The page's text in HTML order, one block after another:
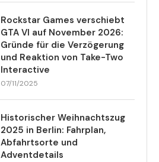
Rockstar Games verschiebt
GTA VI auf November 2026:
Gründe für die Verzögerung
und Reaktion von Take-Two
Interactive
07/11/2025
Historischer Weihnachtszug
2025 in Berlin: Fahrplan,
Abfahrtsorte und
Adventdetails